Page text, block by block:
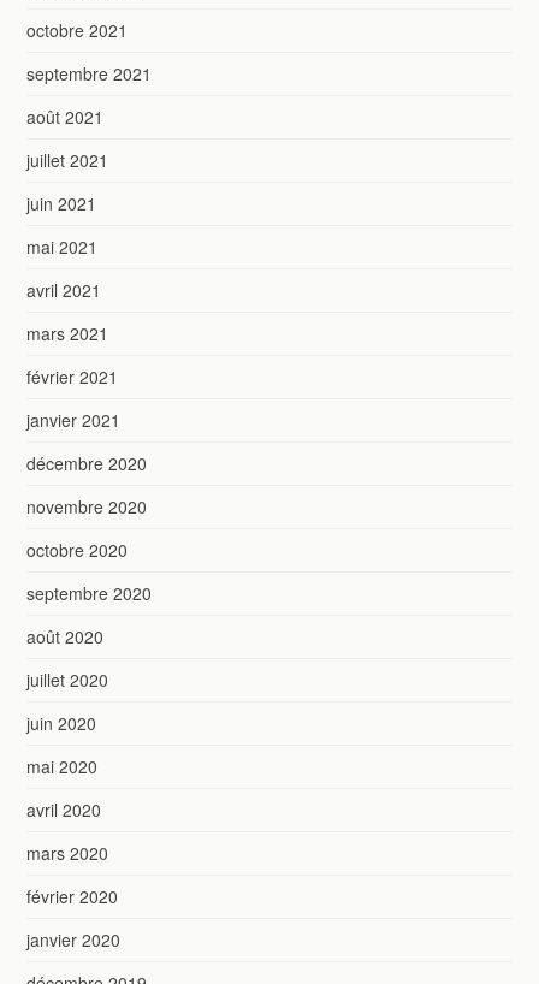
octobre 2021
septembre 2021
août 2021
juillet 2021
juin 2021
mai 2021
avril 2021
mars 2021
février 2021
janvier 2021
décembre 2020
novembre 2020
octobre 2020
septembre 2020
août 2020
juillet 2020
juin 2020
mai 2020
avril 2020
mars 2020
février 2020
janvier 2020